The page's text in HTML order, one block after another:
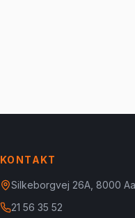
KONTAKT
Silkeborgvej 26A, 8000
21 56 35 52